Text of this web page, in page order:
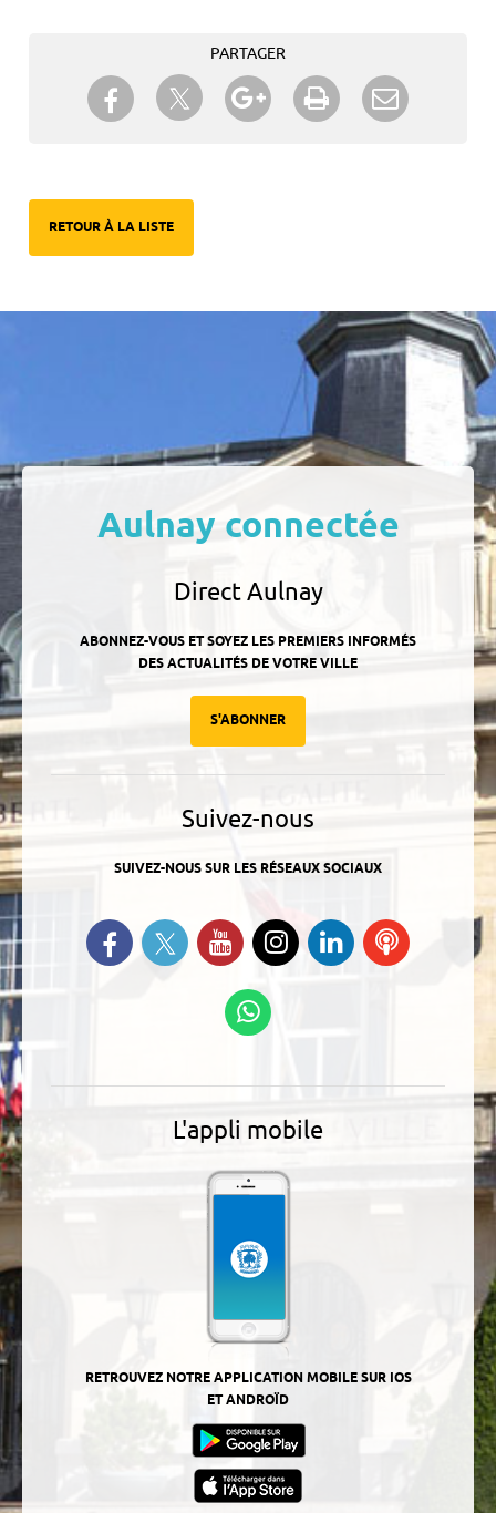
PARTAGER
Partager sur Facebook
Partager sur TwitterPartager sur Google+
Imprimer
RETOUR À LA LISTE
Aulnay connectée
Direct Aulnay
ABONNEZ-VOUS ET SOYEZ LES PREMIERS INFORMÉS
DES ACTUALITÉS DE VOTRE VILLE
S'ABONNER
Suivez-nous
SUIVEZ-NOUS SUR LES RÉSEAUX SOCIAUX
Retrouvez-nous sur Facebook
Suivez-nous sur Twitter
Suivez-nous sur YouTube
Suivez-nous sur
Instagram
Retrouvez-
nous sur
Ecoutez
L'appli mobile
RETROUVEZ NOTRE APPLICATION MOBILE SUR IOS
ET ANDROÏD